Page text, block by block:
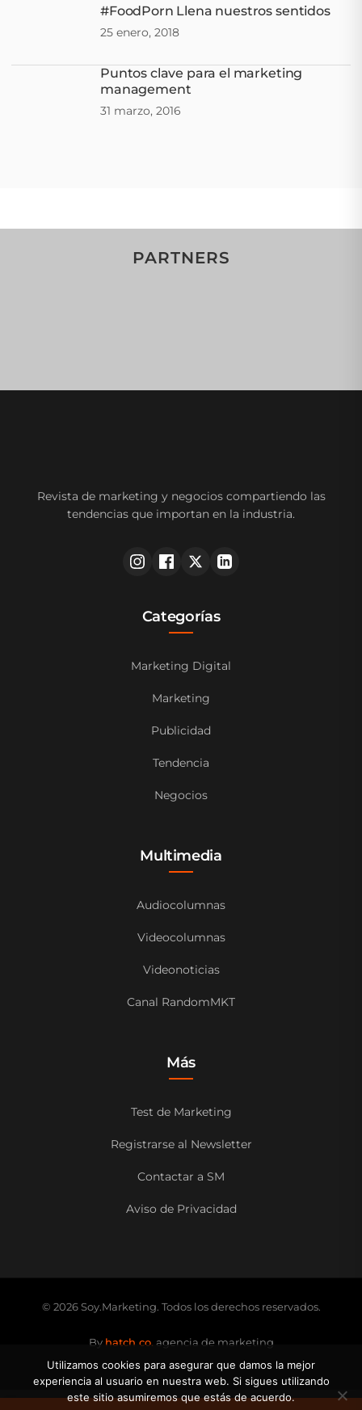
#FoodPorn Llena nuestros sentidos
25 enero, 2018
Puntos clave para el marketing
management
31 marzo, 2016
PARTNERS
Revista de marketing y negocios compartiendo las
tendencias que importan en la industria.
Categorías
Marketing Digital
Marketing
Publicidad
Tendencia
Negocios
Multimedia
Audiocolumnas
Videocolumnas
Videonoticias
Canal RandomMKT
Más
Test de Marketing
Registrarse al Newsletter
Contactar a SM
Aviso de Privacidad
© 2026 Soy.Marketing. Todos los derechos reservados.
By hatch co. agencia de marketing
Utilizamos cookies para asegurar que damos la mejor
experiencia al usuario en nuestra web. Si sigues utilizando
este sitio asumiremos que estás de acuerdo.